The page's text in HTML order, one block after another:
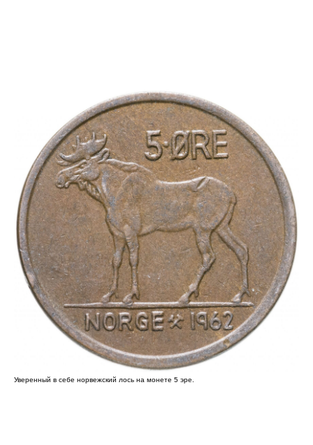
Уверенный в себе норвежский лось на монете 5 эре.